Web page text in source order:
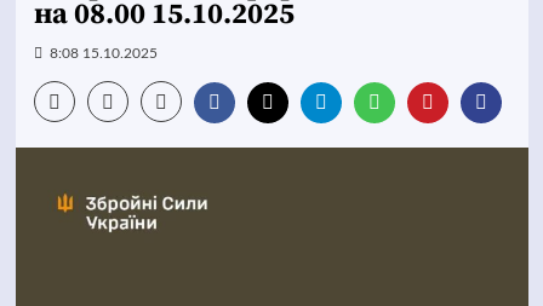
на 08.00 15.10.2025
8:08 15.10.2025